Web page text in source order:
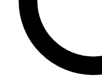
patrimonio medieval. Pasear
tiempo, donde cada rincón
con su arquitectura
son solo algunos ejemplos de
apreciar en esta encantadora
Valdecarzana, un magnífico